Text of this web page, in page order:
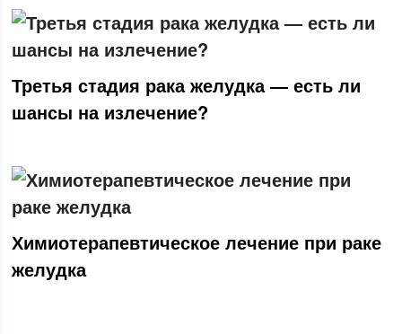
Третья стадия рака желудка — есть ли
шансы на излечение?
Химиотерапевтическое лечение при раке
желудка